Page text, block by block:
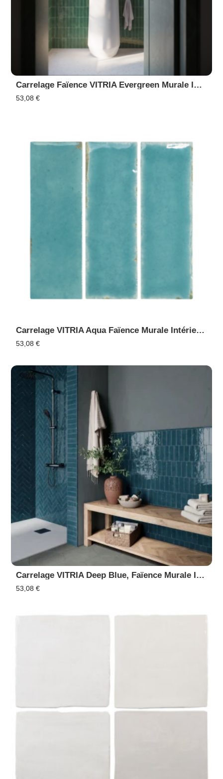
Carrelage Faïence VITRIA Evergreen Murale Intérieur Extérieur, Piscine
53,08€
Carrelage VITRIA Aqua Faïence Murale Intérieur Extérieur, Piscine
53,08€
Carrelage VITRIA Deep Blue, Faïence Murale Intérieur Extérieur, Piscine
53,08€